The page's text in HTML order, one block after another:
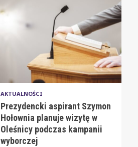
AKTUALNOŚCI
Prezydencki aspirant Szymon
Hołownia planuje wizytę w
Oleśnicy podczas kampanii
wyborczej